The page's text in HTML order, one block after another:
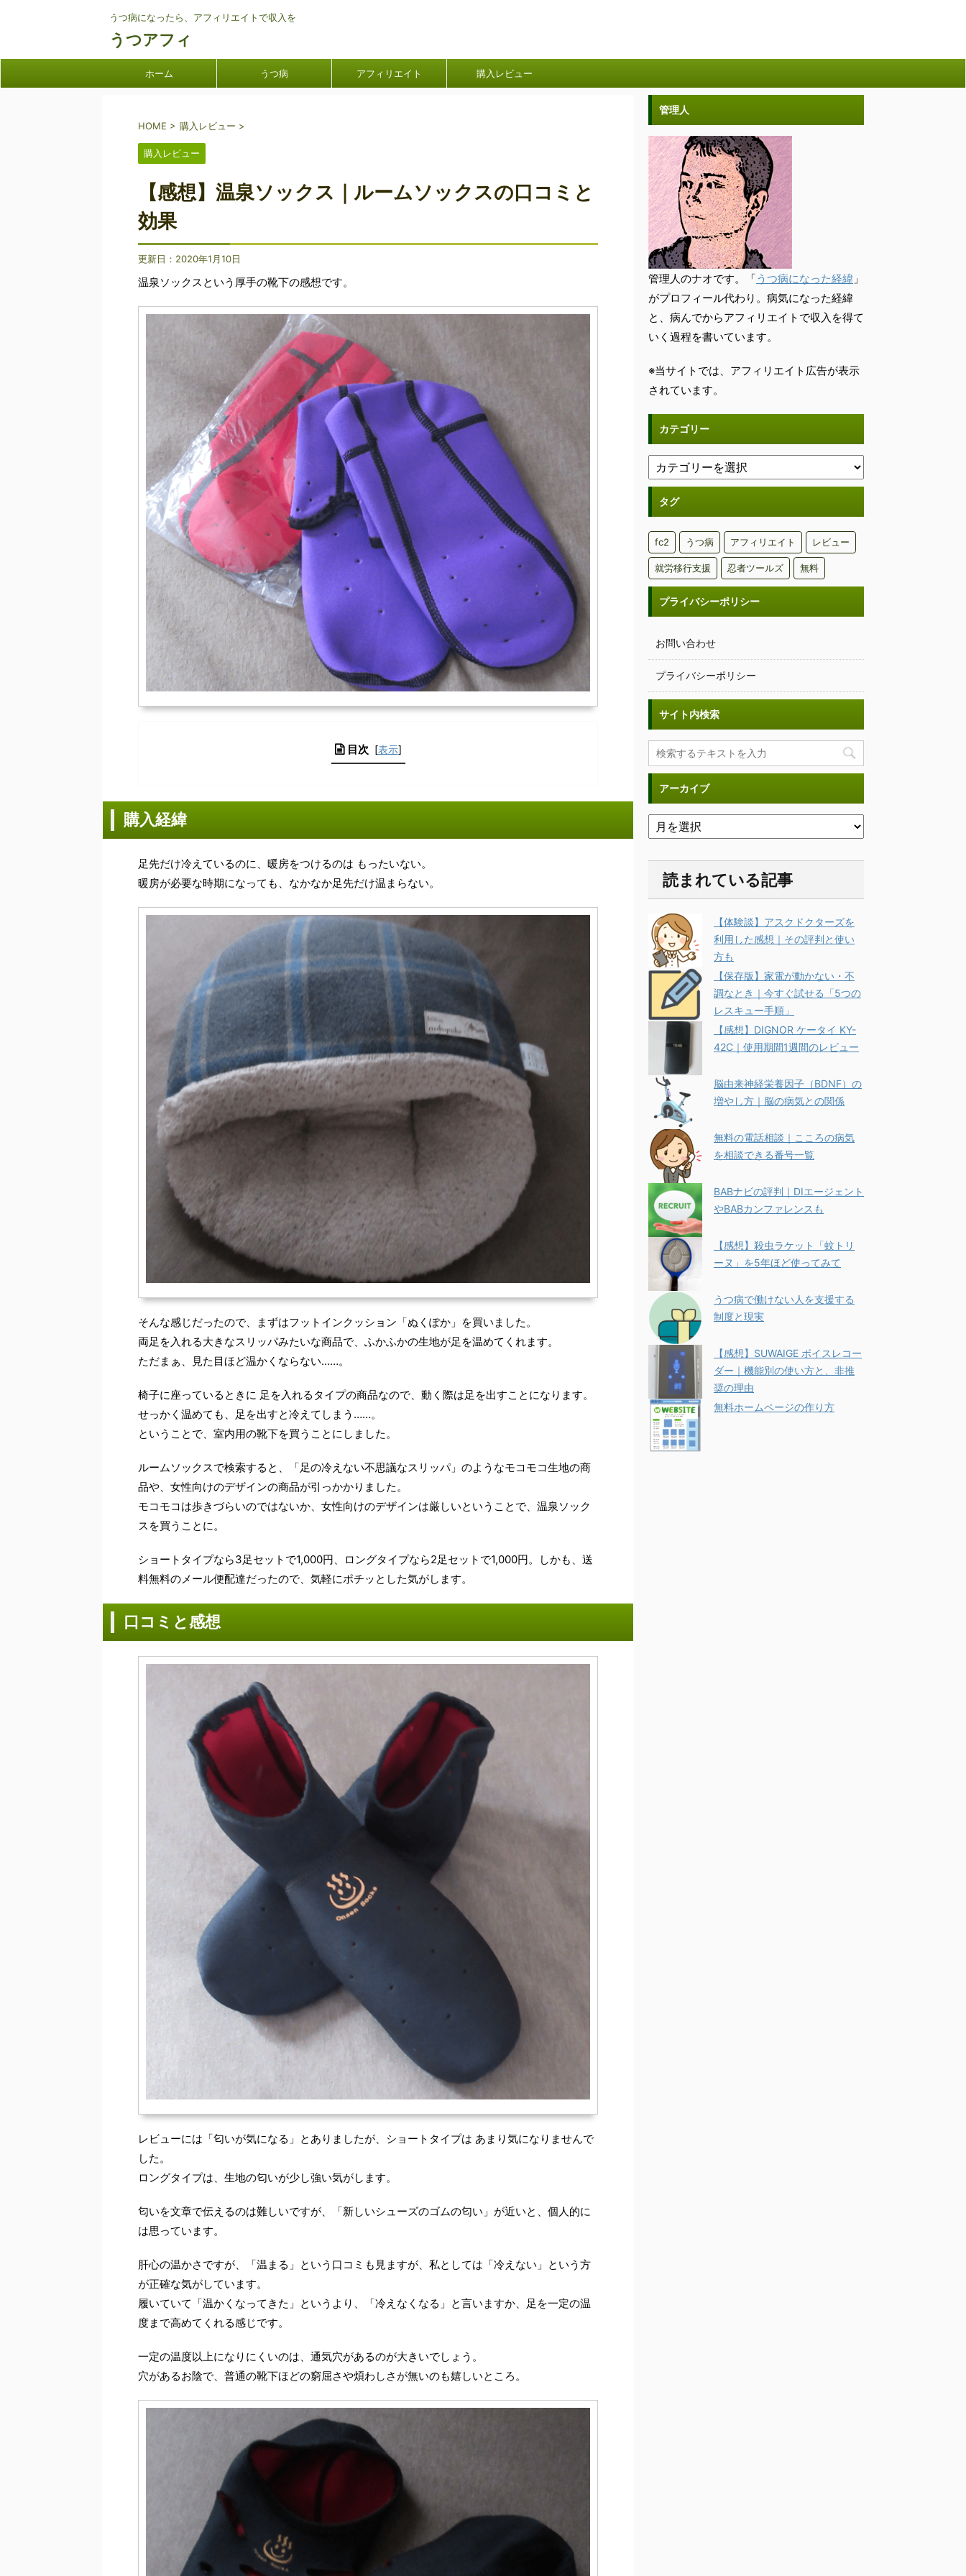
うつ病になったら、アフィリエイトで収入を
うつアフィ
ホーム うつ病 アフィリエイト 購入レビュー
HOME > 購入レビュー >
購入レビュー
【感想】温泉ソックス｜ルームソックスの口コミと
効果
更新日： 2020年1月10日
温泉ソックスという厚手の靴下の感想です。
目次 [表示]
購入経緯
足先だけ冷えているのに、暖房をつけるのは もったいない。
暖房が必要な時期になっても、なかなか足先だけ温まらない。
そんな感じだったので、まずはフットインクッション「ぬくぽか」を買いました。
両足を入れる大きなスリッパみたいな商品で、ふかふかの生地が足を温めてくれます。
ただまぁ、見た目ほど温かくならない……。
椅子に座っているときに 足を入れるタイプの商品なので、動く際は足を出すことになります。
せっかく温めても、足を出すと冷えてしまう……。
ということで、室内用の靴下を買うことにしました。
ルームソックスで検索すると、「足の冷えない不思議なスリッパ」のようなモコモコ生地の商
品や、女性向けのデザインの商品が引っかかりました。
モコモコは歩きづらいのではないか、女性向けのデザインは厳しいということで、温泉ソック
スを買うことに。
ショートタイプなら3足セットで1,000円、ロングタイプなら2足セットで1,000円。しかも、送
料無料のメール便配達だったので、気軽にポチッとした気がします。
口コミと感想
レビューには「匂いが気になる」とありましたが、ショートタイプは あまり気になりませんで
した。
ロングタイプは、生地の匂いが少し強い気がします。
匂いを文章で伝えるのは難しいですが、「新しいシューズのゴムの匂い」が近いと、個人的に
は思っています。
肝心の温かさですが、「温まる」という口コミも見ますが、私としては「冷えない」という方
が正確な気がしています。
履いていて「温かくなってきた」というより、「冷えなくなる」と言いますか、足を一定の温
度まで高めてくれる感じです。
一定の温度以上になりにくいのは、通気穴があるのが大きいでしょう。
穴があるお陰で、普通の靴下ほどの窮屈さや煩わしさが無いのも嬉しいところ。
管理人
管理人のナオです。「うつ病になった経緯 」
がプロフィール代わり。病気になった経緯
と、病んでからアフィリエイトで収入を得て
いく過程を書いています。
※当サイトでは、アフィリエイト広告が表示
されています。
カテゴリー
タグ
fc2 うつ病 アフィリエイト レビュー
就労移行支援 忍者ツールズ 無料
プライバシーポリシー
お問い合わせ
プライバシーポリシー
サイト内検索
アーカイブ
読まれている記事
【体験談】アスクドクターズを
利用した感想｜その評判と使い
方も
【保存版】家電が動かない・不
調なとき｜今すぐ試せる「5つの
レスキュー手順」
【感想】DIGNOR ケータイ KY-
42C｜使用期間1週間のレビュー
脳由来神経栄養因子（BDNF）の
増やし方｜脳の病気との関係
無料の電話相談｜こころの病気
を相談できる番号一覧
BABナビの評判｜DIエージェント
やBABカンファレンスも
【感想】殺虫ラケット「蚊トリ
ーヌ」を5年ほど使ってみて
うつ病で働けない人を支援する
制度と現実
【感想】SUWAIGE ボイスレコー
ダー｜機能別の使い方と、非推
奨の理由
無料ホームページの作り方